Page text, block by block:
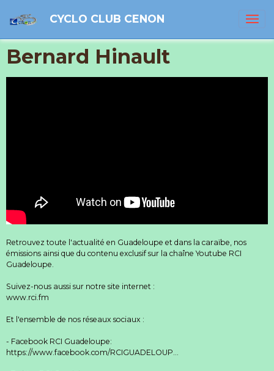
CYCLO CLUB CENON
Bernard Hinault
Retrouvez toute l'actualité en Guadeloupe et dans la caraïbe, nos
émissions ainsi que du contenu exclusif sur la chaîne Youtube RCI
Guadeloupe.
Suivez-nous aussi sur notre site internet :
www.rci.fm
Et l'ensemble de nos réseaux sociaux :
- Facebook RCI Guadeloupe:
https://www.facebook.com/RCIGUADELOUP...